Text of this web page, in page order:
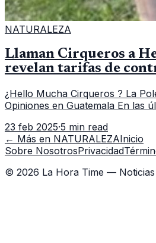
NATURALEZA
Llaman Cirqueros a
revelan tarifas de
¿Hello Mucha Cirqueros ? La
Opiniones en Guatemala En las
conocido como Hello Mucha ha
23 feb 2025·5 min read
← Más en NATURALEZAInicio
Sobre NosotrosPrivacidad
© 2026 La Hora Time — Noticias